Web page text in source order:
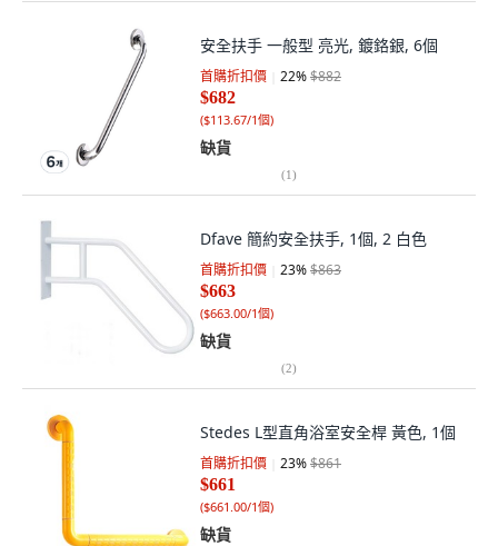
安全扶手 一般型 亮光, 鍍鉻銀, 6個
首購折扣價 22%$882
$682
($113.67/1個)
缺貨
(1)
Dfave 簡約安全扶手, 1個, 2 白色
首購折扣價 23%$863
$663
($663.00/1個)
缺貨
(2)
Stedes L型直角浴室安全桿 黃色, 1個
首購折扣價 23%$861
$661
($661.00/1個)
缺貨